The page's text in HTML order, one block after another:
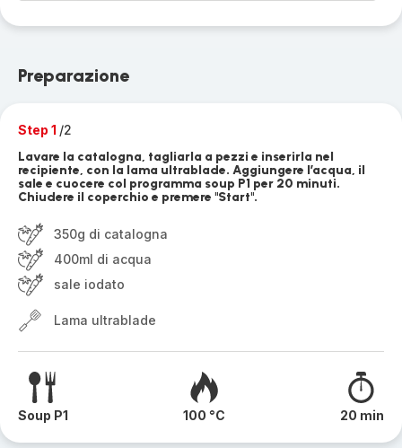
Preparazione
Step 1 /2
Lavare la catalogna, tagliarla a pezzi e inserirla nel
recipiente, con la lama ultrablade. Aggiungere l’acqua, il
sale e cuocere col programma soup P1 per 20 minuti.
Chiudere il coperchio e premere "Start".
350g di catalogna
400ml di acqua
sale iodato
Lama ultrablade
Soup P1 100 °C 20 min